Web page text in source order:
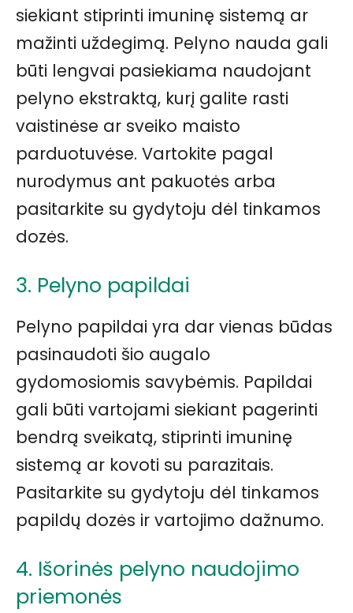
siekiant stiprinti imuninę sistemą ar
mažinti uždegimą. Pelyno nauda gali
būti lengvai pasiekiama naudojant
pelyno ekstraktą, kurį galite rasti
vaistinėse ar sveiko maisto
parduotuvėse. Vartokite pagal
nurodymus ant pakuotės arba
pasitarkite su gydytoju dėl tinkamos
dozės.
3. Pelyno papildai
Pelyno papildai yra dar vienas būdas
pasinaudoti šio augalo
gydomosiomis savybėmis. Papildai
gali būti vartojami siekiant pagerinti
bendrą sveikatą, stiprinti imuninę
sistemą ar kovoti su parazitais.
Pasitarkite su gydytoju dėl tinkamos
papildų dozės ir vartojimo dažnumo.
4. Išorinės pelyno naudojimo
priemonės